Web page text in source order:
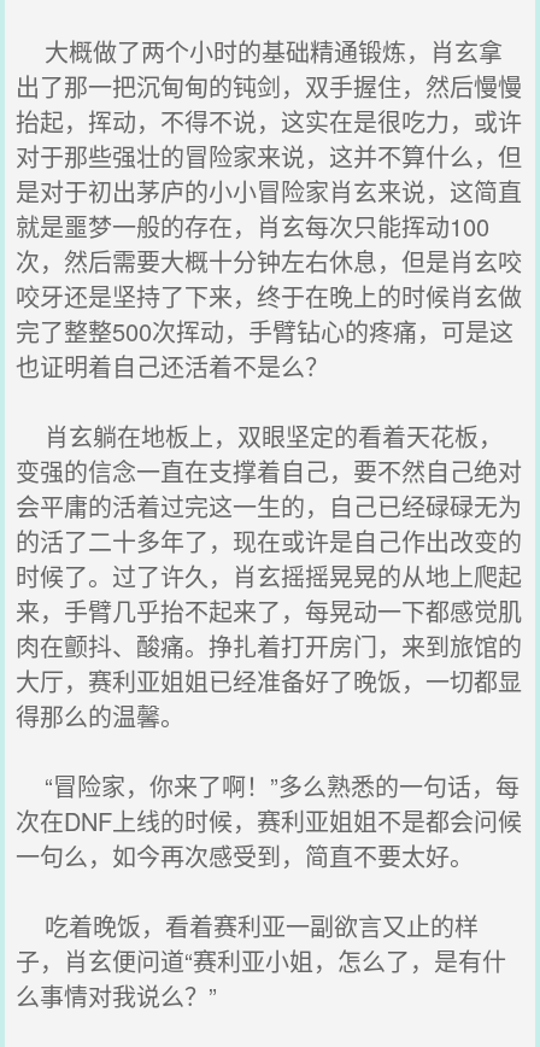
大概做了两个小时的基础精通锻炼，肖玄拿
出了那一把沉甸甸的钝剑，双手握住，然后慢慢
抬起，挥动，不得不说，这实在是很吃力，或许
对于那些强壮的冒险家来说，这并不算什么，但
是对于初出茅庐的小小冒险家肖玄来说，这简直
就是噩梦一般的存在，肖玄每次只能挥动100
次，然后需要大概十分钟左右休息，但是肖玄咬
咬牙还是坚持了下来，终于在晚上的时候肖玄做
完了整整500次挥动，手臂钻心的疼痛，可是这
也证明着自己还活着不是么？
肖玄躺在地板上，双眼坚定的看着天花板，
变强的信念一直在支撑着自己，要不然自己绝对
会平庸的活着过完这一生的，自己已经碌碌无为
的活了二十多年了，现在或许是自己作出改变的
时候了。过了许久，肖玄摇摇晃晃的从地上爬起
来，手臂几乎抬不起来了，每晃动一下都感觉肌
肉在颤抖、酸痛。挣扎着打开房门，来到旅馆的
大厅，赛利亚姐姐已经准备好了晚饭，一切都显
得那么的温馨。
“冒险家，你来了啊！”多么熟悉的一句话，每
次在DNF上线的时候，赛利亚姐姐不是都会问候
一句么，如今再次感受到，简直不要太好。
吃着晚饭，看着赛利亚一副欲言又止的样
子，肖玄便问道“赛利亚小姐，怎么了，是有什
么事情对我说么？”